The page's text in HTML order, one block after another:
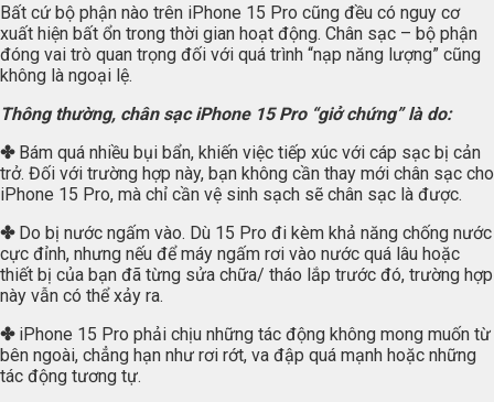
Bất cứ bộ phận nào trên iPhone 15 Pro cũng đều có nguy cơ
xuất hiện bất ổn trong thời gian hoạt động. Chân sạc – bộ phận
đóng vai trò quan trọng đối với quá trình “nạp năng lượng” cũng
không là ngoại lệ.
Thông thường, chân sạc iPhone 15 Pro “giở chứng” là do:
✤Bám quá nhiều bụi bẩn, khiến việc tiếp xúc với cáp sạc bị cản
trở. Đối với trường hợp này, bạn không cần thay mới chân sạc cho
iPhone 15 Pro, mà chỉ cần vệ sinh sạch sẽ chân sạc là được.
✤Do bị nước ngấm vào. Dù 15 Pro đi kèm khả năng chống nước
cực đỉnh, nhưng nếu để máy ngấm rơi vào nước quá lâu hoặc
thiết bị của bạn đã từng sửa chữa/ tháo lắp trước đó, trường hợp
này vẫn có thể xảy ra.
✤iPhone 15 Pro phải chịu những tác động không mong muốn từ
bên ngoài, chẳng hạn như rơi rớt, va đập quá mạnh hoặc những
tác động tương tự.